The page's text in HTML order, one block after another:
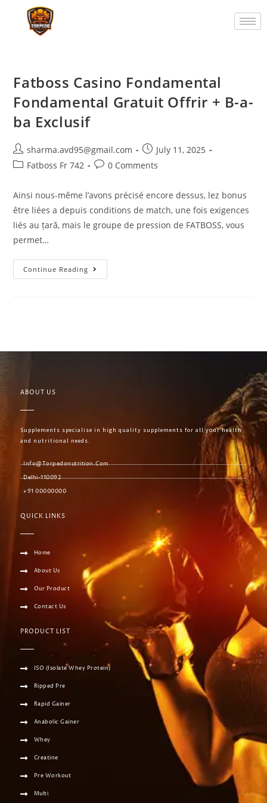
Fatboss Casino Fondamental
Fondamental Gratuit Offrir + B-a-
ba Exclusif
sharma.avd95@gmail.com
July 11, 2025
Fatboss Fr 742
0 Comments
Ainsi nous-même l’avons précisé encore dessus, lez bonus
être liées a depuis conditions de match, une fois exigences
liés au țară, mais le groupe de pression de FATBOSS, vous
permet…
Continue Reading
ABOUT US
Supplements specialise in high quality supplements for all your health
and nutritional needs.
Info@torpedonutrition.com
Delhi-110092
+91 00000000
QUICK LINKS
Home
About Us
Our Product
Contact Us
PRODUCT LIST
ISO (Isolate Whey Protein)
Ripped Pre
Rapid Gainer
Anabolic Gainer
Whey
Creatine
Pre Workout
Multi